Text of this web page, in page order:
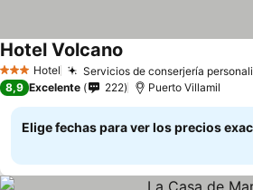
3 Estrellas
Hotel Servicios de conserjería
Hotel Volcano
8,9 Excelente 222 Puerto Villamil
Elige fechas para ver los precios